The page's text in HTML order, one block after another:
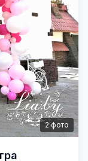
2фото